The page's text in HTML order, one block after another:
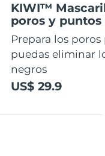
KIWI™
poros y puntos
Prepara los
puedas eliminar
negros
US$ 29.9